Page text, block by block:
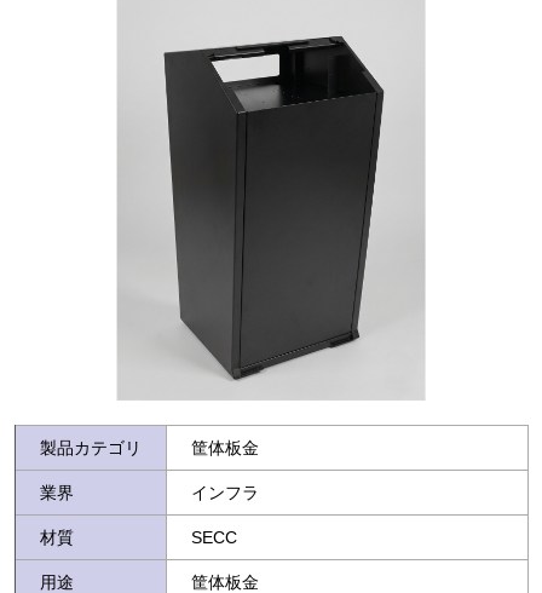
製品カテゴリ 筐体板金
業界 インフラ
材質 SECC
用途 筐体板金